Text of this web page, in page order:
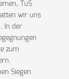
TuS
wir uns
In der
zum
Siegen